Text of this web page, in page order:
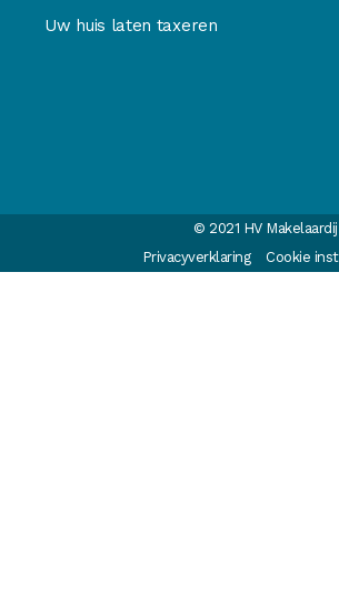
Uw huis laten taxeren
© 2021 HV Makelaardij
Privacyverklaring
Cookie